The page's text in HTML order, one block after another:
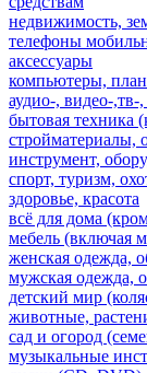
недвижимость,
телефоны
аксессуары
компьютеры,
аудио-, видео-,тв-
бытовая техника
стройматериалы,
инструмент,
спорт, туризм,
здоровье, красота
всё для дома
мебель (включая
женская одежда,
мужская одежда,
детский мир
животные,
сад и огород
музыкальные